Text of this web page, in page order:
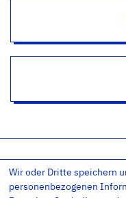
Impressum
AGB
Wir oder Dritte speichern
personenbezogenen